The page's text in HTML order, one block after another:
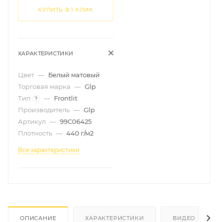
КУПИТЬ В 1 КЛИК
ХАРАКТЕРИСТИКИ
Цвет — Белый матовый
Торговая марка — Glp
Тип
? — Frontlit
Производитель — Glp
Артикул — 99C06425
Плотность — 440 г/м2
Все характеристики
ОПИСАНИЕ ХАРАКТЕРИСТИКИ ВИДЕО